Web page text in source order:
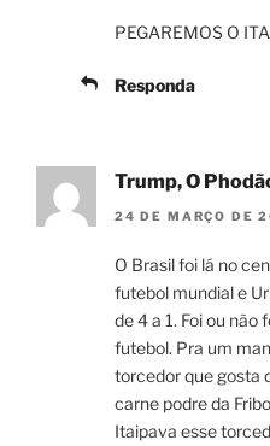
PEGAREMOS O
Responda
Trump, O
24 DE MARÇO DE
O Brasil foi lá no
futebol mundial e
de 4 a 1. Foi ou não
futebol. Pra um
torcedor que gosta
carne podre da
Itaipava esse